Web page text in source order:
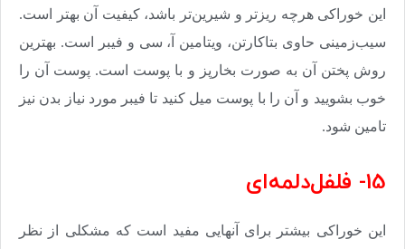
این خوراکی هرچه ریزتر و شیرین‌تر باشد، کیفیت آن بهتر است.
سیب‌زمینی حاوی بتاکارتن، ویتامین آ، سی و فیبر است. بهترین
روش پختن آن به صورت بخارپز و با پوست است. پوست آن را
خوب بشویید و آن را با پوست میل کنید تا فیبر مورد نیاز بدن نیز
تامین شود.
15- فلفل‌دلمه‌‌ای
این خوراکی بیشتر برای آنهایی مفید است که مشکلی از نظر